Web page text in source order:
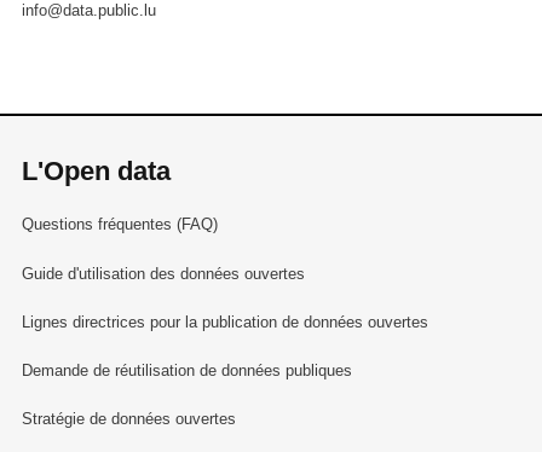
info@data.public.lu
L'Open data
Questions fréquentes (FAQ)
Guide d'utilisation des données ouvertes
Lignes directrices pour la publication de données ouvertes
Demande de réutilisation de données publiques
Stratégie de données ouvertes